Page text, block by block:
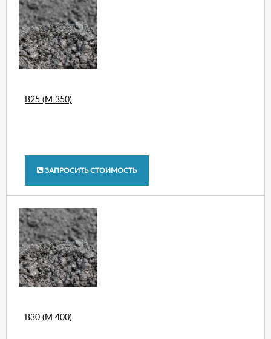
В25 (М 350)
ЗАПРОСИТЬ СТОИМОСТЬ
В30 (М 400)